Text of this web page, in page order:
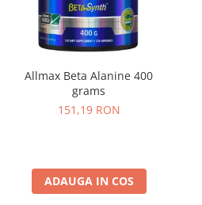
Osavi
PerfectShaker
PeScience
Power System
REDCON1
Revoflex
Allmax Beta Alanine 400
grams
151,19 RON
ADAUGA IN COS